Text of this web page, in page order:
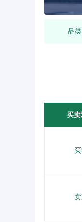
品
买卖
买
卖